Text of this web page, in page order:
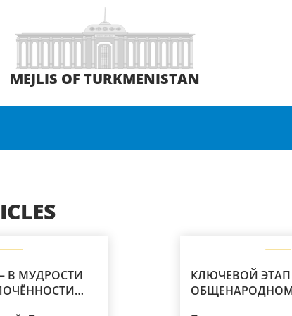
MEJLIS OF TURKMENISTAN
КЛЮЧЕВОЙ